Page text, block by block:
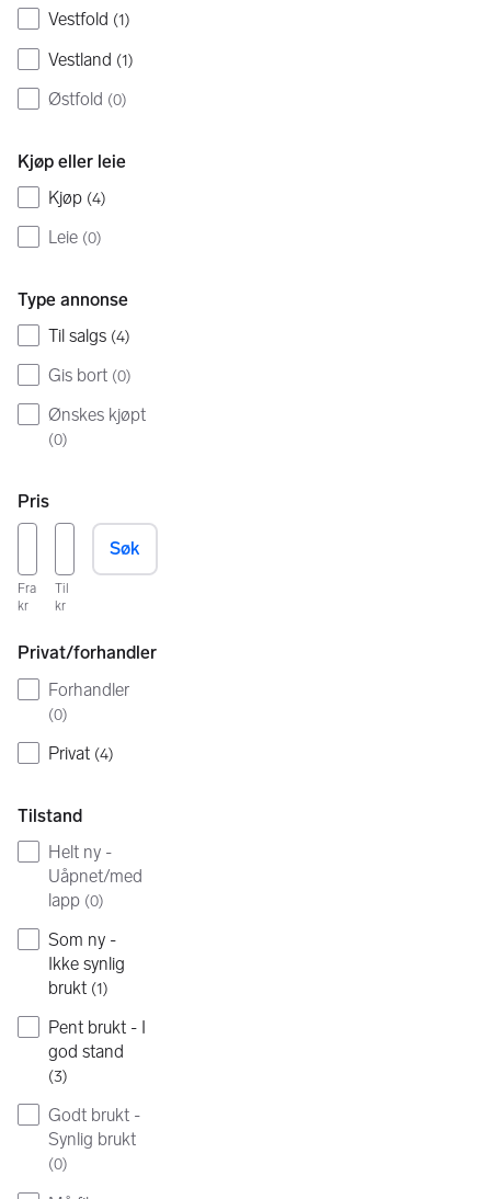
Vestfold (1)
Vestland (1)
Østfold (0)
Kjøp eller leie
Kjøp (4)
Leie (0)
Type annonse
Til salgs (4)
Gis bort (0)
Ønskes kjøpt
(0)
Pris
Fra
kr
Til
kr
Søk
Privat/forhandler
Forhandler
(0)
Privat (4)
Tilstand
Helt ny -
Uåpnet/med
lapp (0)
Som ny -
Ikke synlig
brukt (1)
Pent brukt - I
god stand
(3)
Godt brukt -
Synlig brukt
(0)